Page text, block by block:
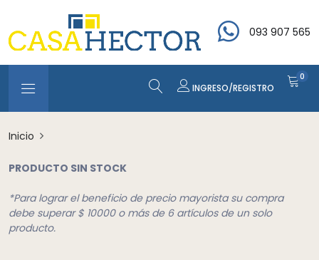
093 907 565
INGRESO/REGISTRO
0
Inicio
PRODUCTO SIN STOCK
*Para lograr el beneficio de precio mayorista su compra
debe superar $ 10000 o más de 6 artículos de un solo
producto.